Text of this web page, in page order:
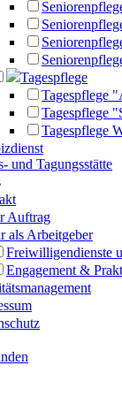
Tagespflege
Tagespflege
Tagespflege
Tagespflege
und Tagungsstätte
Auftrag
als Arbeitgeber
Freiwilligendienste
Engagement &